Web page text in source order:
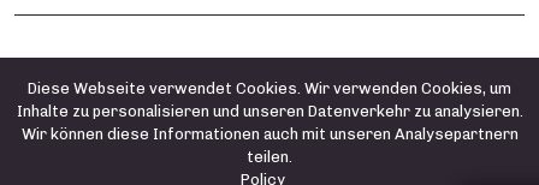
Diese Webseite verwendet Cookies. Wir verwenden Cookies, um
Inhalte zu personalisieren und unseren Datenverkehr zu analysieren.
Wir können diese Informationen auch mit unseren Analysepartnern
teilen.
Policy